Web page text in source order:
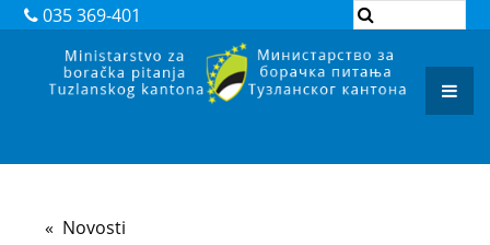
035 369-401
Novosti
ZAKONI
PODZAKONSKI AKTI